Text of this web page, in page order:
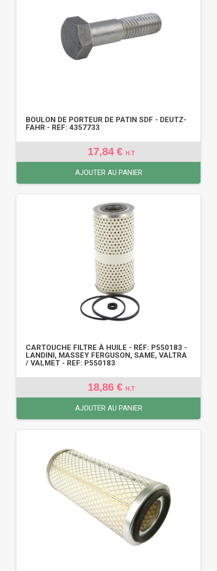
BOULON DE PORTEUR DE PATIN SDF - DEUTZ-
FAHR - REF: 4357733
17,84 € H.T
AJOUTER AU PANIER
CARTOUCHE FILTRE À HUILE - RÉF: P550183 -
LANDINI, MASSEY FERGUSON, SAME, VALTRA
/ VALMET - REF: P550183
18,86 € H.T
AJOUTER AU PANIER